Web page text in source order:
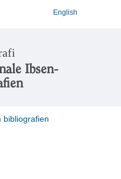
English
Ibsen-
bibliografien